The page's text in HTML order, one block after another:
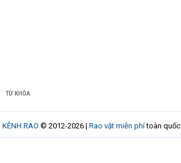
TỪ KHÓA
KÊNH RAO © 2012-2026 | Rao vặt miễn phítoàn quốc